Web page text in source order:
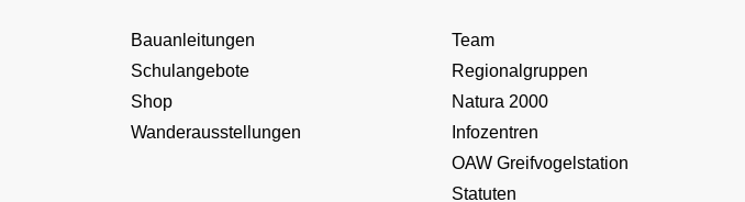
Bauanleitungen
Schulangebote
Shop
Wanderausstellungen
Team
Regionalgruppen
Natura 2000
Infozentren
OAW Greifvogelstation
Statuten